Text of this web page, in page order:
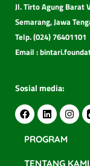
Jl. Tirto Agung Barat
Semarang, Jawa
Telp. (024) 76401101
Email :
Sosial media:
PROGRAM
TENTANG KAMI